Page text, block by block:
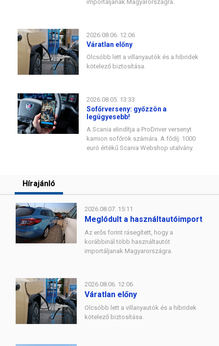
importáljanak Magyarországra.
2026.08.06. 12:06
Váratlan előny
Olcsóbb lett a villanyautók és a hibridek
kötelező biztosítása.
2026.08.05. 13:33
Sofőrverseny: győzzön a
legügyesebb!
A Scania elindítja a ProDriver versenyt
kamion sofőrök számára. A fődíj: 1000
euró értékű Scania Webshop utalvány.
Hírajánló
2026.08.07. 15:11
Meglódult a használtautóimport
Az erős forint rásegített, hogy a
korábbinál több használtautót
importáljanak Magyarországra.
2026.08.06. 12:06
Váratlan előny
Olcsóbb lett a villanyautók és a hibridek
kötelező biztosítása.